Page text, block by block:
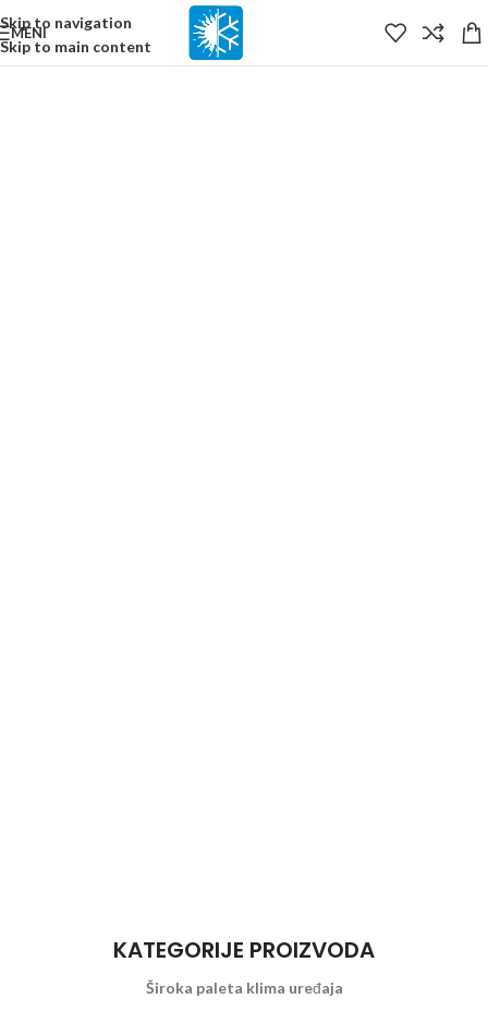
Skip to navigation
Skip to main content
MENI
KATEGORIJE PROIZVODA
Široka paleta klima uređaja